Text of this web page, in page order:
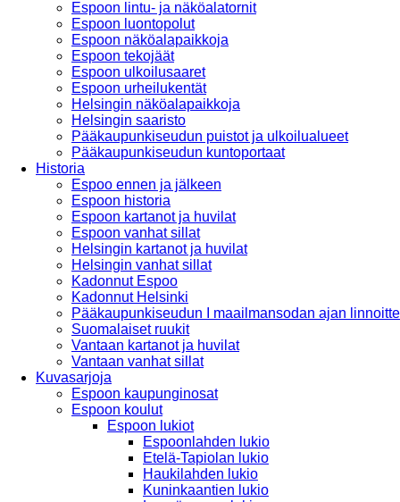
Espoon lintu- ja näköalatornit
Espoon luontopolut
Espoon näköalapaikkoja
Espoon tekojäät
Espoon ulkoilusaaret
Espoon urheilukentät
Helsingin näköalapaikkoja
Helsingin saaristo
Pääkaupunkiseudun puistot ja ulkoilualueet
Pääkaupunkiseudun kuntoportaat
Historia
Espoo ennen ja jälkeen
Espoon historia
Espoon kartanot ja huvilat
Espoon vanhat sillat
Helsingin kartanot ja huvilat
Helsingin vanhat sillat
Kadonnut Espoo
Kadonnut Helsinki
Pääkaupunkiseudun I maailmansodan ajan
Suomalaiset ruukit
Vantaan kartanot ja huvilat
Vantaan vanhat sillat
Kuvasarjoja
Espoon kaupunginosat
Espoon koulut
Espoon lukiot
Espoonlahden lukio
Etelä-Tapiolan lukio
Haukilahden lukio
Kuninkaantien lukio